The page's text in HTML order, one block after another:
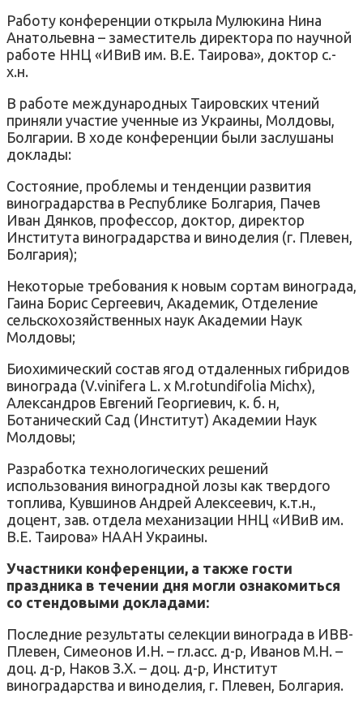
Работу конференции открыла Мулюкина Нина
Анатольевна – заместитель директора по научной
работе ННЦ «ИВиВ им. В.Е. Таирова», доктор с.-
х.н.
В работе международных Таировских чтений
приняли участие ученные из Украины, Молдовы,
Болгарии. В ходе конференции были заслушаны
доклады:
Состояние, проблемы и тенденции развития
виноградарства в Республике Болгария, Пачев
Иван Дянков, профессор, доктор, директор
Института виноградарства и виноделия (г. Плевен,
Болгария);
Некоторые требования к новым сортам винограда,
Гаина Борис Сергеевич, Академик, Отделение
сельскохозяйственных наук Академии Наук
Молдовы;
Биохимический состав ягод отдаленных гибридов
винограда (V.vinifera L. x M.rotundifolia Michx),
Александров Евгений Георгиевич, к. б. н,
Ботанический Сад (Институт) Академии Наук
Молдовы;
Разработка технологических решений
использования виноградной лозы как твердого
топлива, Кувшинов Андрей Алексеевич, к.т.н.,
доцент, зав. отдела механизации ННЦ «ИВиВ им.
В.Е. Таирова» НААН Украины.
Участники конференции, а также гости
праздника в течении дня могли ознакомиться
со стендовыми докладами:
Последние результаты селекции винограда в ИВВ-
Плевен, Симеонов И.Н. – гл.асс. д-р, Иванов М.Н. –
доц. д-р, Наков З.Х. – доц. д-р, Институт
виноградарства и виноделия, г. Плевен, Болгария.